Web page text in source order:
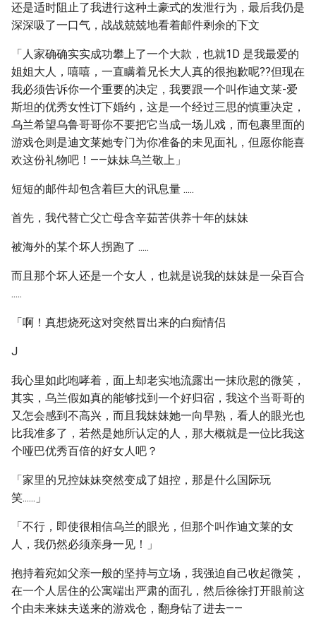
还是适时阻止了我进行这种土豪式的发泄行为，最后我仍是
深深吸了一口气，战战兢兢地看着邮件剩余的下文
「人家确确实实成功攀上了一个大款，也就1D 是我最爱的
姐姐大人，嘻嘻，一直瞒着兄长大人真的很抱歉呢??但现在
我必须告诉你一个重要的决定，我要跟一个叫作迪文莱-爱
斯坦的优秀女性订下婚约，这是一个经过三思的慎重决定，
乌兰希望乌鲁哥哥你不要把它当成一场儿戏，而包裹里面的
游戏仓则是迪文莱她专门为你准备的未见面礼，但愿你能喜
欢这份礼物吧！——妹妹乌兰敬上」
短短的邮件却包含着巨大的讯息量 .....
首先，我代替亡父亡母含辛茹苦供养十年的妹妹
被海外的某个坏人拐跑了 .....
而且那个坏人还是一个女人，也就是说我的妹妹是一朵百合
.....
「啊！真想烧死这对突然冒出来的白痴情侣
J
我心里如此咆哮着，面上却老实地流露出一抹欣慰的微笑，
其实，乌兰假如真的能够找到一个好归宿，我这个当哥哥的
又怎会感到不高兴，而且我妹妹她一向早熟，看人的眼光也
比我准多了，若然是她所认定的人，那大概就是一位比我这
个哑巴优秀百倍的好女人吧？
「家里的兄控妹妹突然变成了姐控，那是什么国际玩
笑......」
「不行，即使很相信乌兰的眼光，但那个叫作迪文莱的女
人，我仍然必须亲身一见！」
抱持着宛如父亲一般的坚持与立场，我强迫自己收起微笑，
在一个人居住的公寓端出严肃的面孔，然后徐徐打开眼前这
个由未来妹夫送来的游戏仓，翻身钻了进去——